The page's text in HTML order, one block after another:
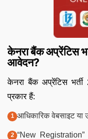
केनरा बैंक अप्रेंटिस
आवेदन?
केनरा बैंक अप्रेंटिस
प्रकार हैं:
आधिकारिक वेबसाइट या
“New